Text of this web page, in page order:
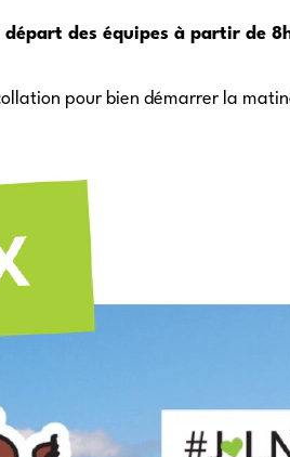
départ des équipes à partir de
pour bien démarrer la